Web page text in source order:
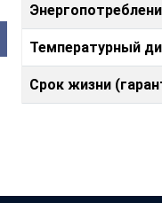
Температурный
Срок жизни